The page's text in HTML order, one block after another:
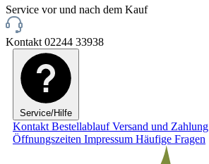
Service vor und nach dem Kauf
Kontakt 02244 33938
Service/Hilfe
Kontakt BestellablaufVersand und Zahlung
Öffnungszeiten Impressum Häufige Fragen